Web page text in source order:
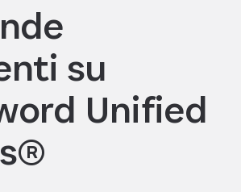
su
Unified